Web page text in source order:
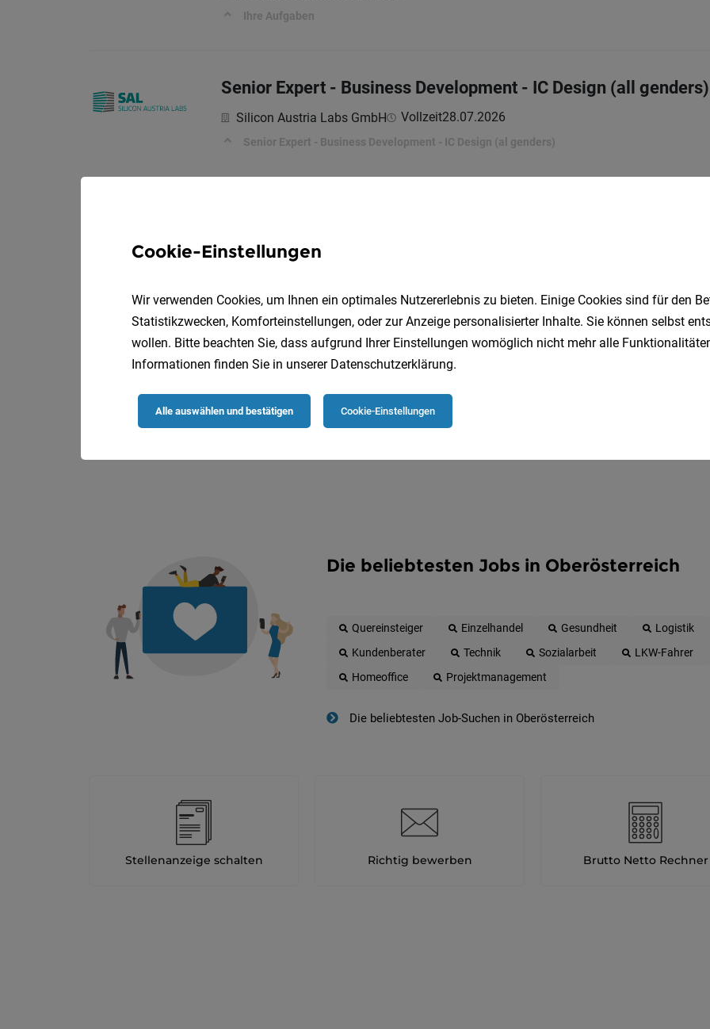
Ihre Aufgaben
Senior Expert - Business Development - IC Design (all genders)
Silicon Austria Labs GmbH Vollzeit28.07.2026
Senior Expert - Business Development - IC Design (al genders)
Speichere deine Suche als
Erhalte alle neuen Stellenangebote automatisch per
Die beliebtesten Jobs in Oberösterreich
Quereinsteiger Einzelhandel Gesundheit Logistik
Kundenberater
Technik Sozialarbeit LKW-Fahrer
Homeoffice
Projektmanagement
Die beliebtesten Job-Suchen in Oberösterreich
Stellenanzeige schalten Richtig bewerben Brutto Netto Rechner
Cookie-Einstellungen
Wir verwenden Cookies, um Ihnen ein optimales Nutzererlebnis zu bieten. Einige Cookies sind für den
Statistikzwecken, Komforteinstellungen, oder zur Anzeige personalisierter Inhalte. Sie können selbst
wollen. Bitte beachten Sie, dass aufgrund Ihrer Einstellungen womöglich nicht mehr alle
Informationen finden Sie in unserer Datenschutzerklärung.
Alle auswählen und bestätigen Cookie-Einstellungen